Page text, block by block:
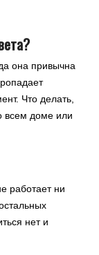
она привычна
Что делать,
всем доме или
работает ни
нет и